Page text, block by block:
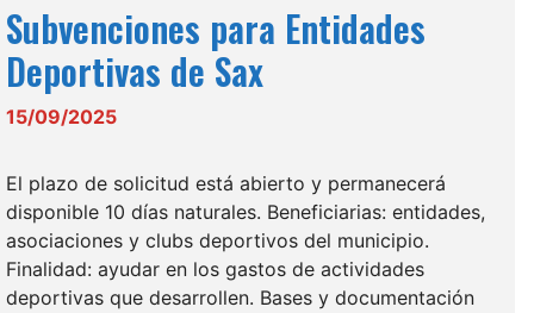
Subvenciones para Entidades
Deportivas de Sax
15/09/2025
El plazo de solicitud está abierto y permanecerá
disponible 10 días naturales. Beneficiarias: entidades,
asociaciones y clubs deportivos del municipio.
Finalidad: ayudar en los gastos de actividades
deportivas que desarrollen. Bases y documentación